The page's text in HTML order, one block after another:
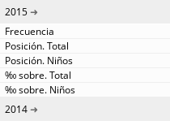
2015
2014